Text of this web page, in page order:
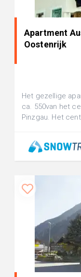
Apartment
Oostenrijk
Het gezellige
ca. 550van het
Pinzgau. Het